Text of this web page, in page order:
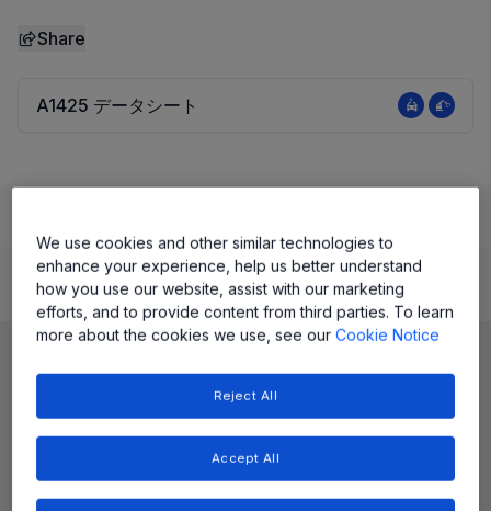
Share
A1425 データシート
Product Details
We use cookies and other similar technologies to
enhance your experience, help us better understand
how you use our website, assist with our marketing
efforts, and to provide content from third parties. To learn
more about the cookies we use, see ourCookie Notice
Reject All
Accept All